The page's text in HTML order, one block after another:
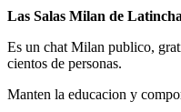
Las Salas Milan de
Es un chat Milan publico,
cientos de personas.
Manten la educacion y